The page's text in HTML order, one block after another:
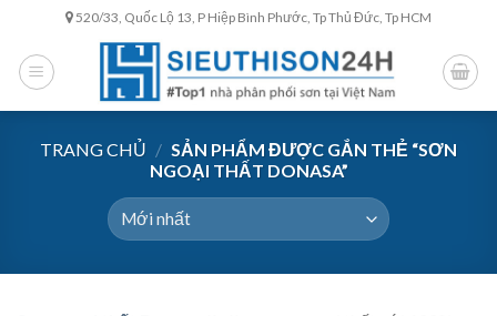
content
520/33, Quốc Lộ 13, P Hiệp Bình Phước, Tp Thủ Đức, Tp HCM
TRANG CHỦ / SẢN PHẨM ĐƯỢC GẮN THẺ “SƠN
NGOẠI THẤT DONASA”